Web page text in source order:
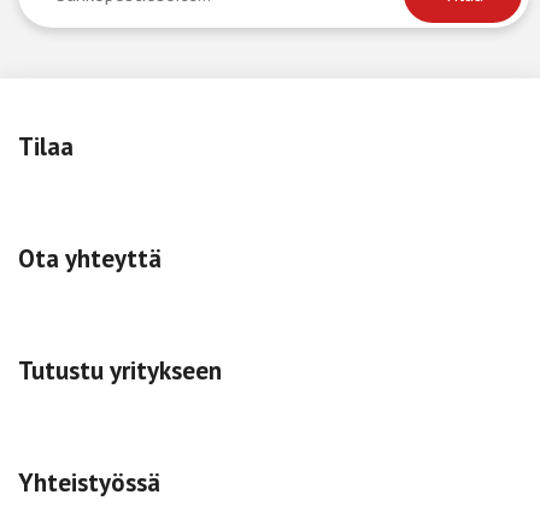
Tilaa
Ota yhteyttä
Tutustu yritykseen
Yhteistyössä